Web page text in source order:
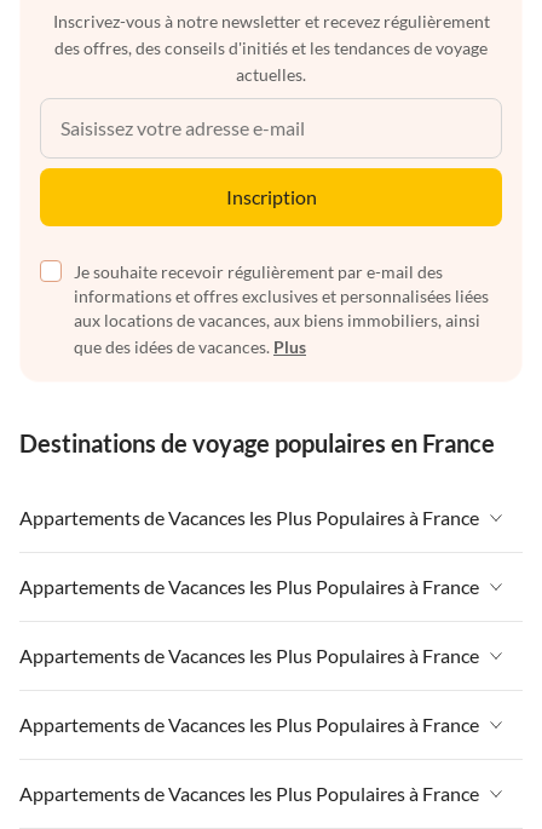
Inscrivez-vous à notre newsletter et recevez régulièrement
des offres, des conseils d'initiés et les tendances de voyage
actuelles.
Inscription
Je souhaite recevoir régulièrement par e-mail des
informations et offres exclusives et personnalisées liées
aux locations de vacances, aux biens immobiliers, ainsi
que des idées de vacances. Plus
Destinations de voyage populaires en France
Appartements de Vacances les Plus Populaires à France
Appartements de Vacances à France
Appartements de Vacances à Paris-Ile de France
Appartements de Vacances à Paris
Appartements de Vacances à Côte atlantique
Appartements de Vacances à la Normandie
Appartements de Vacances les Plus Populaires à France
Appartements de Vacances à France
Appartements de Vacances à Paris-Ile de France
Appartements de Vacances à Paris
Appartements de Vacances les Plus Populaires à France
Appartements de Vacances à France
Appartements de Vacances à Paris-Ile de France
Appartements de Vacances à Paris
Appartements de Vacances les Plus Populaires à France
Appartements de Vacances à France
Appartements de Vacances les Plus Populaires à France